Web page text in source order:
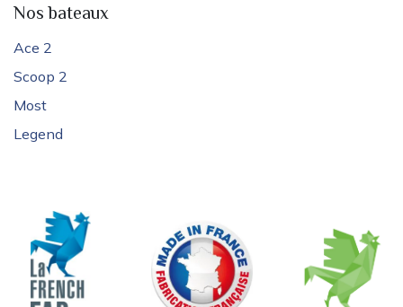
Nos bateaux
Ace 2
Scoop 2
Most
Legend